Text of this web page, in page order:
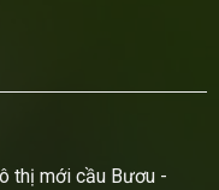
thị mới cầu Bươu -